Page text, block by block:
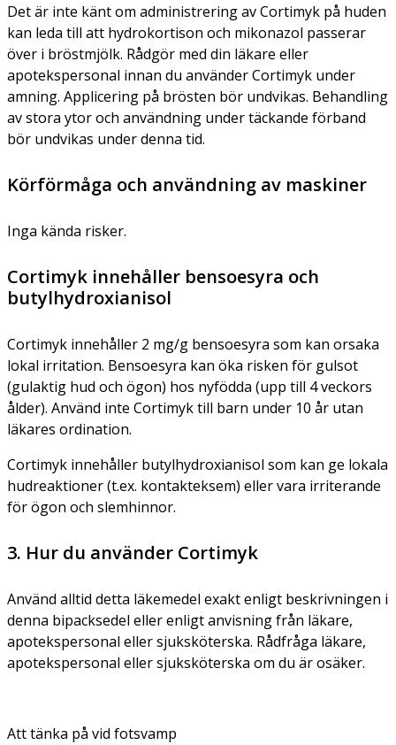
Det är inte känt om administrering av Cortimyk på huden
kan leda till att hydrokortison och mikonazol passerar
över i bröstmjölk. Rådgör med din läkare eller
apotekspersonal innan du använder Cortimyk under
amning. Applicering på brösten bör undvikas. Behandling
av stora ytor och användning under täckande förband
bör undvikas under denna tid.
Körförmåga och användning av maskiner
Inga kända risker.
Cortimyk innehåller bensoesyra och
butylhydroxianisol
Cortimyk innehåller 2 mg/g bensoesyra som kan orsaka
lokal irritation. Bensoesyra kan öka risken för gulsot
(gulaktig hud och ögon) hos nyfödda (upp till 4 veckors
ålder). Använd inte Cortimyk till barn under 10 år utan
läkares ordination.
Cortimyk innehåller butylhydroxianisol som kan ge lokala
hudreaktioner (t.ex. kontakteksem) eller vara irriterande
för ögon och slemhinnor.
3. Hur du använder Cortimyk
Använd alltid detta läkemedel exakt enligt beskrivningen i
denna bipacksedel eller enligt anvisning från läkare,
apotekspersonal eller sjuksköterska. Rådfråga läkare,
apotekspersonal eller sjuksköterska om du är osäker.
Att tänka på vid fotsvamp